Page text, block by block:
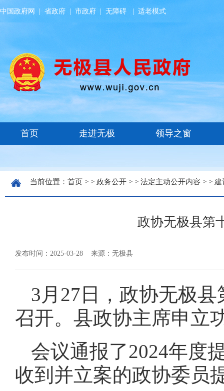
中国政府网 省政府 市政府 无障碍 适老模式
当前位置： 首页 > > 政务公开 > > 法定主动公开内容 > > 建
政协无极县第
发布时间：2025-03-28 来源：无极县
3月27日，政协无极
召开。县政协主席申立
会议通报了2024年度
收到并立案的政协委员